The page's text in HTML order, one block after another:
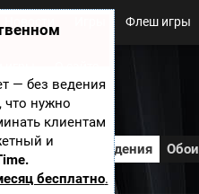
— без ведения
что нужно
клиентам
и
бесплатно.
Флеш игры
Обсуждения Обои